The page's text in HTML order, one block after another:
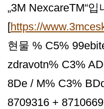
„3M NexcareTM“입
[https://
현물 % C5%
zdravotn% C3%
8De / M% C3%
8709316 +